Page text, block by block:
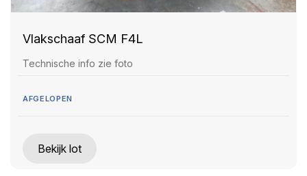
Vlakschaaf SCM F4L
Technische info zie foto
AFGELOPEN
Bekijk lot